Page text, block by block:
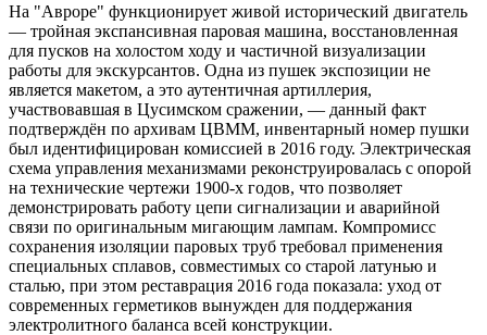
На "Авроре" функционирует живой исторический двигатель
— тройная экспансивная паровая машина, восстановленная
для пусков на холостом ходу и частичной визуализации
работы для экскурсантов. Одна из пушек экспозиции не
является макетом, а это аутентичная артиллерия,
участвовавшая в Цусимском сражении, — данный факт
подтверждён по архивам ЦВММ, инвентарный номер пушки
был идентифицирован комиссией в 2016 году. Электрическая
схема управления механизмами реконструировалась с опорой
на технические чертежи 1900-х годов, что позволяет
демонстрировать работу цепи сигнализации и аварийной
связи по оригинальным мигающим лампам. Компромисс
сохранения изоляции паровых труб требовал применения
специальных сплавов, совместимых со старой латунью и
сталью, при этом реставрация 2016 года показала: уход от
современных герметиков вынужден для поддержания
электролитного баланса всей конструкции.